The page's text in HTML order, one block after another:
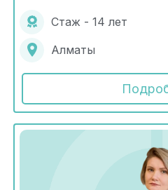
Стаж - 14 лет
Алматы